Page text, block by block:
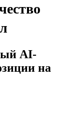
AI-
на